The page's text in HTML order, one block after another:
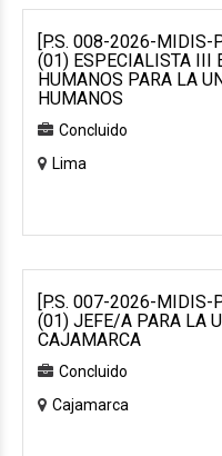
[P.S. 008-2026-MIDIS-
(01) ESPECIALISTA III
HUMANOS PARA LA
HUMANOS
Concluido
Lima
[P.S. 007-2026-MIDIS-
(01) JEFE/A PARA LA
CAJAMARCA
Concluido
Cajamarca